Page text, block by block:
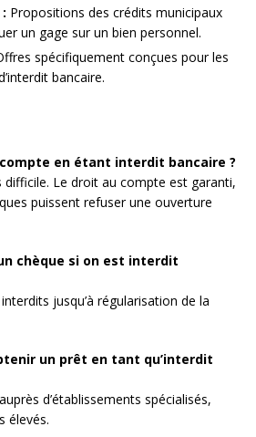
Propositions des crédits municipaux
un gage sur un bien personnel.
spécifiquement conçues pour les
bancaire.
en étant interdit bancaire ?
difficile. Le droit au compte est garanti,
puissent refuser une ouverture
chèque si on est interdit
jusqu’à régularisation de la
un prêt en tant qu’interdit
d’établissements spécialisés,
élevés.